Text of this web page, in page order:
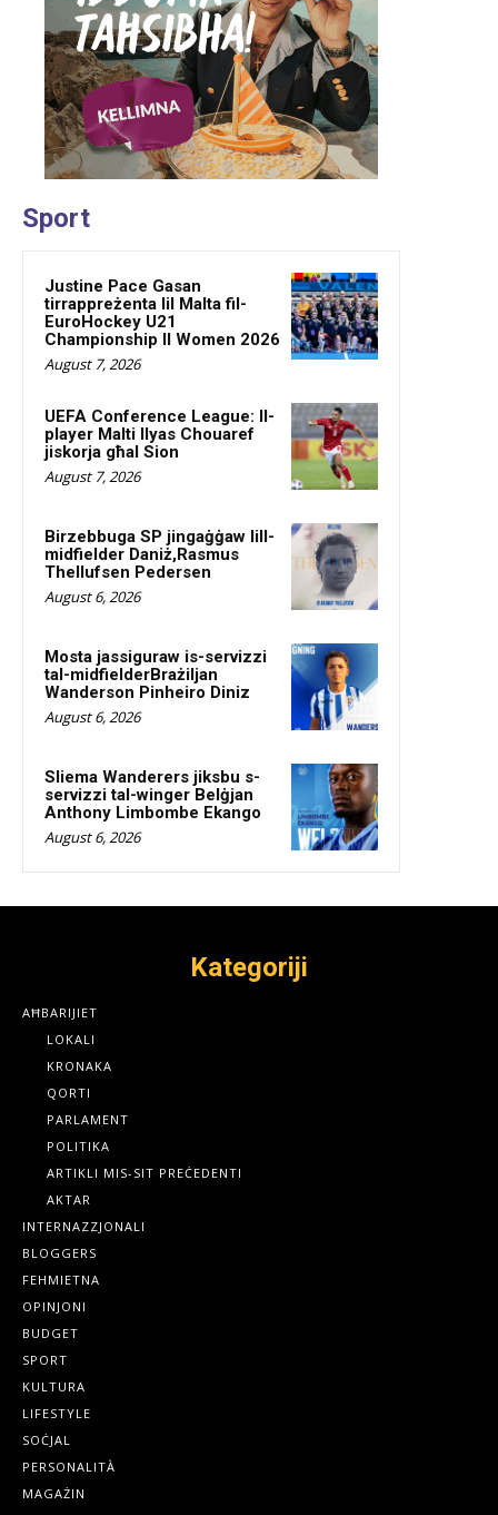
Sport
Justine Pace Gasan
tirrappreżenta lil Malta fil-
EuroHockey U21
Championship II Women 2026
August 7, 2026
UEFA Conference League: Il-
player Malti Ilyas Chouaref
jiskorja għal Sion
August 7, 2026
Birzebbuga SP jingaġġaw lill-
midfielder Daniż,Rasmus
Thellufsen Pedersen
August 6, 2026
Mosta jassiguraw is-servizzi
tal-midfielderBrażiljan
Wanderson Pinheiro Diniz
August 6, 2026
Sliema Wanderers jiksbu s-
servizzi tal-winger Belġjan
Anthony Limbombe Ekango
August 6, 2026
Kategoriji
AĦBARIJIET
LOKALI
KRONAKA
QORTI
PARLAMENT
POLITIKA
ARTIKLI MIS-SIT PREĊEDENTI
AKTAR
INTERNAZZJONALI
BLOGGERS
FEHMIETNA
OPINJONI
BUDGET
SPORT
KULTURA
LIFESTYLE
SOĊJAL
PERSONALITÀ
MAGAŻIN